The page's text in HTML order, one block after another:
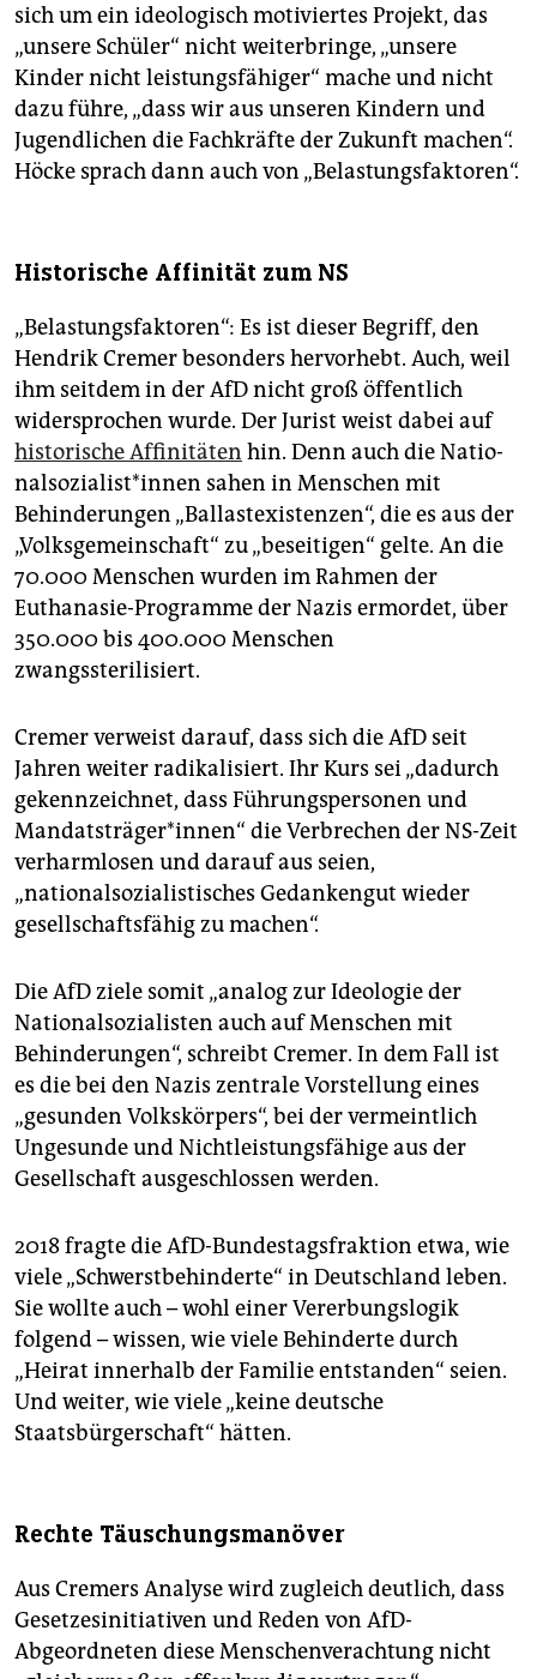
sich um ein ideologisch motiviertes Projekt, das
„unsere Schüler“ nicht weiterbringe, „unsere
Kinder nicht leistungsfähiger“ mache und nicht
dazu führe, „dass wir aus unseren Kindern und
Jugendlichen die Fachkräfte der Zukunft machen“.
Höcke sprach dann auch von „Belastungsfaktoren“.
Historische Affinität zum NS
„Belastungsfaktoren“: Es ist dieser Begriff, den
Hendrik Cremer besonders hervorhebt. Auch, weil
ihm seitdem in der AfD nicht groß öffentlich
widersprochen wurde. Der Jurist weist dabei auf
historische Affinitäten hin. Denn auch die Na­tio­
nal­so­zia­lis­t*in­nen sahen in Menschen mit
Behinderungen „Ballastexistenzen“, die es aus der
„Volksgemeinschaft“ zu „beseitigen“ gelte. An die
70.000 Menschen wurden im Rahmen der
Euthanasie-Programme der Nazis ermordet, über
350.000 bis 400.000 Menschen
zwangssterilisiert.
Cremer verweist darauf, dass sich die AfD seit
Jahren weiter radikalisiert. Ihr Kurs sei „dadurch
gekennzeichnet, dass Führungspersonen und
Mandatsträger*innen“ die Verbrechen der NS-Zeit
verharmlosen und darauf aus seien,
„nationalsozialistisches Gedankengut wieder
gesellschaftsfähig zu machen“.
Die AfD ziele somit „analog zur Ideologie der
Nationalsozialisten auch auf Menschen mit
Behinderungen“, schreibt Cremer. In dem Fall ist
es die bei den Nazis zentrale Vorstellung eines
„gesunden Volkskörpers“, bei der vermeintlich
Ungesunde und Nichtleistungsfähige aus der
Gesellschaft ausgeschlossen werden.
2018 fragte die AfD-Bundestagsfraktion etwa, wie
viele „Schwerstbehinderte“ in Deutschland leben.
Sie wollte auch – wohl einer Vererbungslogik
folgend – wissen, wie viele Behinderte durch
„Heirat innerhalb der Familie entstanden“ seien.
Und weiter, wie viele „keine deutsche
Staatsbürgerschaft“ hätten.
Rechte Täuschungsmanöver
Aus Cremers Analyse wird zugleich deutlich, dass
Gesetzesinitiativen und Reden von AfD-
Abgeordneten diese Menschenverachtung nicht